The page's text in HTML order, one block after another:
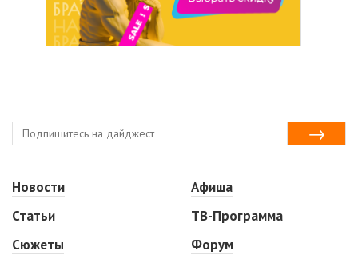
Новости
Статьи
Сюжеты
Афиша
ТВ-Программа
Форум